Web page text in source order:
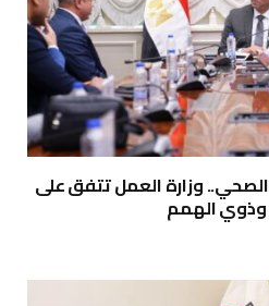
وزارة العمل تتفق على
وذوي الهمم